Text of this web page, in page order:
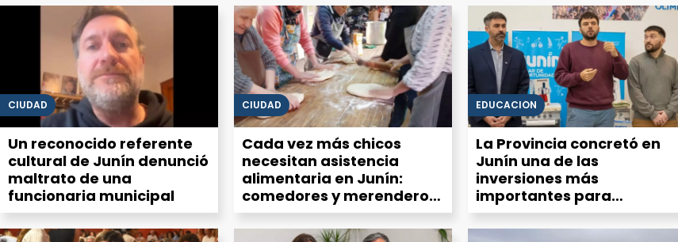
CIUDAD
Un reconocido referente
cultural de Junín denunció
maltrato de una
funcionaria municipal
CIUDAD
Cada vez más chicos
necesitan asistencia
alimentaria en Junín:
comedores y merenderos
advierten una demanda
que no deja de crecer
EDUCACIÓN
La Provincia concretó en
Junín una de las
inversiones más
importantes para
equipamiento del Servicio
Alimentario Escolar